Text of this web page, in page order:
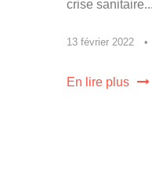
crise sanitaire...
13 février 2022 •
En lire plus